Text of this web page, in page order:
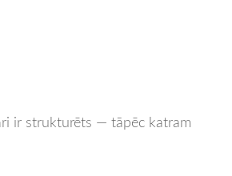
ir strukturēts — tāpēc katram